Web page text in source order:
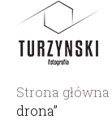
Strona główna
drona”